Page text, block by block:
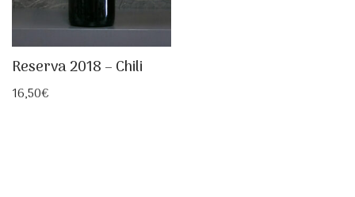
Reserva 2018 – Chili
16,50€